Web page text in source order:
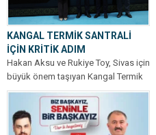
KANGAL TERMİK SANTRALİ
İÇİN KRİTİK ADIM
Hakan Aksu ve Rukiye Toy, Sivas için
büyük önem taşıyan Kangal Termik
Santrali ile ilgili...